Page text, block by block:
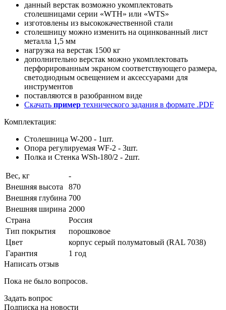
данный верстак возможно укомплектовать
столешницами серии «WTH» или «WTS»
изготовлены из высококачественной стали
столешницу можно изменить на оцинкованный лист
металла 1,5 мм
нагрузка на верстак 1500 кг
дополнительно верстак можно укомплектовать
перфорированным экраном соответствующего размера,
светодиодным освещением и аксессуарами для
инструментов
поставляются в разобранном виде
Скачать пример технического задания в формате .PDF
Комплектация:
Столешница W-200 - 1шт.
Опора регулируемая WF-2 - 3шт.
Полка и Стенка WSh-180/2 - 2шт.
Вес, кг
-
Внешняя высота
870
Внешняя глубина 700
Внешняя ширина 2000
Страна
Россия
Тип покрытия
порошковое
Цвет
корпус серый полуматовый (RAL 7038)
Гарантия
1 год
Написать отзыв
Пока не было вопросов.
Задать вопрос
Подписка на новости